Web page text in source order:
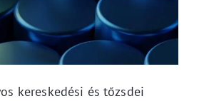
kereskedési és tőzsdei